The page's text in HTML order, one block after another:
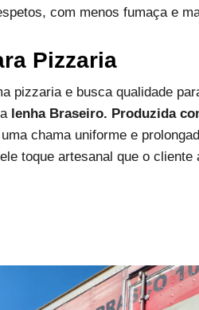
com menos fumaça e
Pizzaria
pizzaria e busca qualidade
lenha Braseiro. Produzida
chama uniforme e
toque artesanal que o cliente